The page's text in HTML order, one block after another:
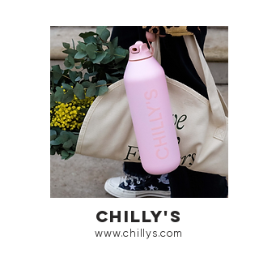
chilly's
www.chillys.com